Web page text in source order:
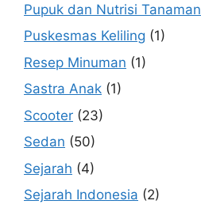
Pupuk dan Nutrisi Tanaman
Puskesmas Keliling (1)
Resep Minuman (1)
Sastra Anak (1)
Scooter (23)
Sedan (50)
Sejarah (4)
Sejarah Indonesia (2)